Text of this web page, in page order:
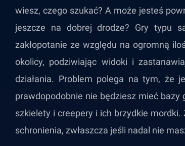
wiesz, czego szukać? A może jesteś
jeszcze na dobrej drodze? Gry typu
zakłopotanie ze względu na ogromną
okolicy, podziwiając widoki i
działania. Problem polega na tym, że
prawdopodobnie nie będziesz mieć
szkielety i creepery i ich brzydkie
schronienia, zwłaszcza jeśli nadal nie